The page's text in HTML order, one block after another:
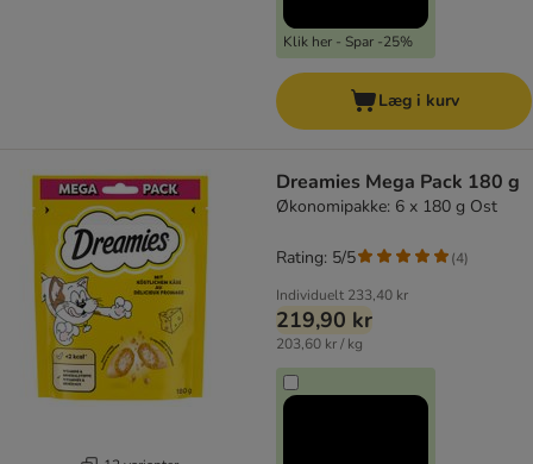
Klik her - Spar -25%
Læg i kurv
Dreamies Mega Pack 180 g
Økonomipakke: 6 x 180 g Ost
Individuelt 233,40 kr
219,90 kr
203,60 kr / kg
Rating: 5/5 (4)